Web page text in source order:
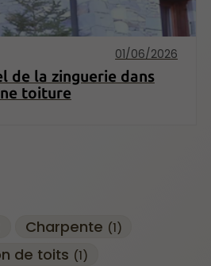
Charpente (1)
de toits (1)
01/06/2026
de la zinguerie dans
toiture